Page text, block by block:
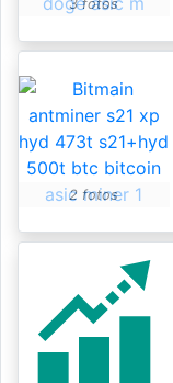
3 fotos
2 fotos